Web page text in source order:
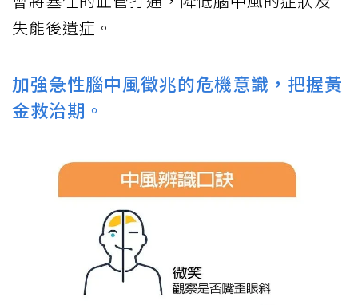
失能後遺症。
加強急性腦中風徵兆的危機意識，把握黃
金救治期。